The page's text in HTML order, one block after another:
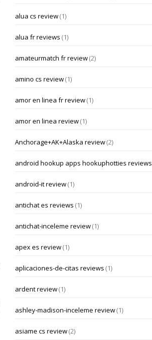
alua cs review(1)
alua fr reviews (1)
amateurmatch fr review(2)
amino cs review(1)
amor en linea fr review(1)
amor en linea review(1)
Anchorage+AK+Alaska review(2)
android hookup apps hookuphotties reviews
android-it review(1)
antichat es reviews (1)
antichat-inceleme review(1)
apex es review(1)
aplicaciones-de-citas reviews (1)
ardent review(1)
ashley-madison-inceleme review(1)
asiame cs review(2)